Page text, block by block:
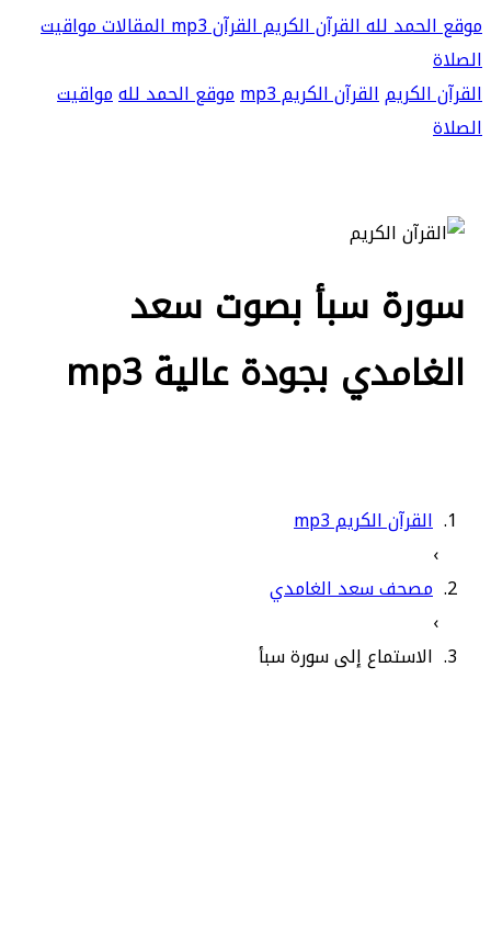
موقع الحمد للهالقرآن الكريمالقرآن mp3 المقالاتمواقيت
الصلاة
القرآن الكريمالقرآن الكريم mp3 موقع الحمد للهمواقيت
الصلاة
سورة سبأ بصوت سعد
الغامدي بجودة عالية mp3
القرآن الكريم mp3
›
مصحف سعد الغامدي
›
الاستماع إلى سورة سبأ